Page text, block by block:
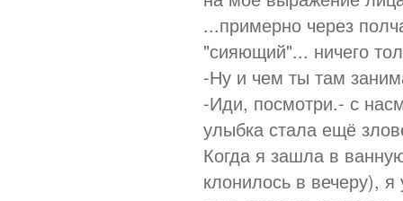
...примерно через
"сияющий"... ничего
-Ну и чем ты там
-Иди, посмотри.- с
улыбка стала ещё
Когда я зашла в
клонилось в вечеру),